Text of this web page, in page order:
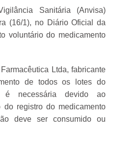
Sanitária (Anvisa)
(16/1), no Diário Oficial da
voluntário do medicamento
Ltda, fabricante
de todos os lotes do
é necessária devido ao
do registro do medicamento
deve ser consumido ou